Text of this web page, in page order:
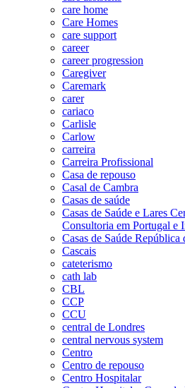
care home
Care Homes
care support
career
career progression
Caregiver
Caremark
carer
cariaco
Carlisle
Carlow
carreira
Carreira Profissional
Casa de repouso
Casal de Cambra
Casas de saúde
Casas de Saúde e Lares
Consultoria em Portugal e
Casas de Saúde República
Cascais
cateterismo
cath lab
CBL
CCP
CCU
central de Londres
central nervous system
Centro
Centro de repouso
Centro Hospitalar